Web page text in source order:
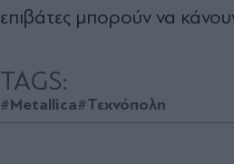
επιβάτες μπορούν να
TAGS:
#Metallica#Τεχνόπολη